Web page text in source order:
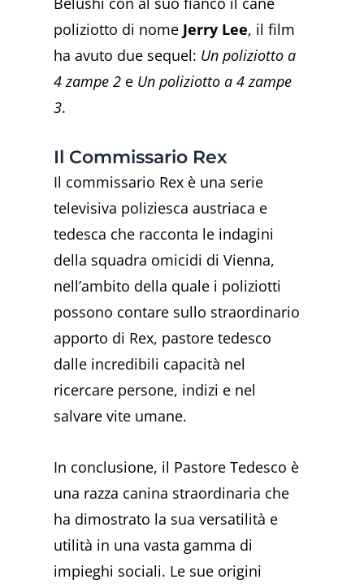
poliziotto di nome Jerry Lee, il film
ha avuto due sequel: Un poliziotto a
4 zampe 2 e Un poliziotto a 4 zampe
3.
Il Commissario Rex
Il commissario Rex è una serie
televisiva poliziesca austriaca e
tedesca che racconta le indagini
della squadra omicidi di Vienna,
nell’ambito della quale i poliziotti
possono contare sullo straordinario
apporto di Rex, pastore tedesco
dalle incredibili capacità nel
ricercare persone, indizi e nel
salvare vite umane.
In conclusione, il Pastore Tedesco è
una razza canina straordinaria che
ha dimostrato la sua versatilità e
utilità in una vasta gamma di
impieghi sociali. Le sue origini